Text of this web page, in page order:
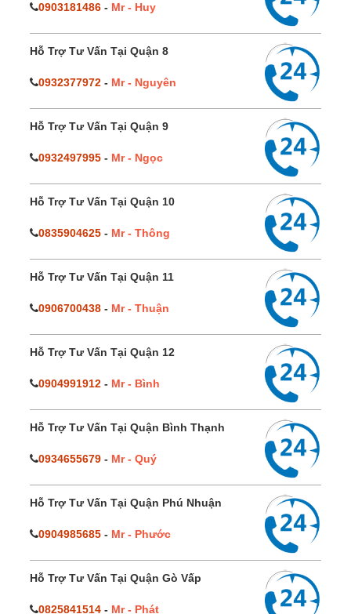
0903181486 - Mr - Huy
Hỗ Trợ Tư Vấn Tại Quận 8
0932377972 - Mr - Nguyên
Hỗ Trợ Tư Vấn Tại Quận 9
0932497995 - Mr - Ngọc
Hỗ Trợ Tư Vấn Tại Quận 10
0835904625 - Mr - Thông
Hỗ Trợ Tư Vấn Tại Quận 11
0906700438 - Mr - Thuận
Hỗ Trợ Tư Vấn Tại Quận 12
0904991912 - Mr - Bình
Hỗ Trợ Tư Vấn Tại Quận Bình Thạnh
0934655679 - Mr - Quý
Hỗ Trợ Tư Vấn Tại Quận Phú Nhuận
0904985685 - Mr - Phước
Hỗ Trợ Tư Vấn Tại Quận Gò Vấp
0825841514 - Mr - Phát